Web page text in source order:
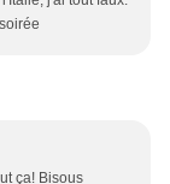
ça! Bisous